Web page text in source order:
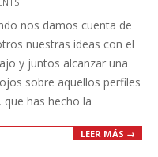
nos damos cuenta de
nuestras ideas con el
y juntos alcanzar una
sobre aquellos perfiles
has hecho la
LEER MÁS →